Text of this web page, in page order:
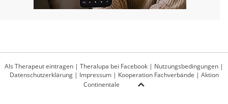
Als Therapeut eintragen | Theralupa bei Facebook | Nutzungsbedingungen |
Datenschutzerklärung| Impressum| Kooperation Fachverbände | Aktion
Continentale